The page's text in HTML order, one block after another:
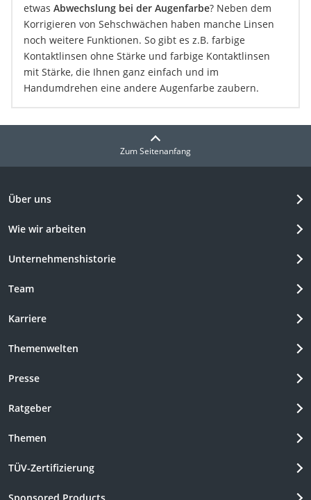
etwas Abwechslung bei der Augenfarbe? Neben dem
Korrigieren von Sehschwächen haben manche Linsen
noch weitere Funktionen. So gibt es z.B. farbige
Kontaktlinsen ohne Stärke und farbige Kontaktlinsen
mit Stärke, die Ihnen ganz einfach und im
Handumdrehen eine andere Augenfarbe zaubern.
Zum Seitenanfang
Über uns
Wie wir arbeiten
Unternehmenshistorie
Team
Karriere
Themenwelten
Presse
Ratgeber
Themen
TÜV-Zertifizierung